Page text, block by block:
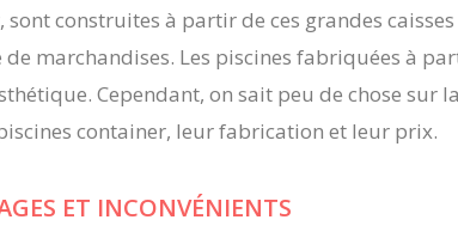
construites à partir de ces grandes
marchandises. Les piscines fabriquées à
Cependant, on sait peu de chose sur
container, leur fabrication et leur prix.
ET INCONVÉNIENTS